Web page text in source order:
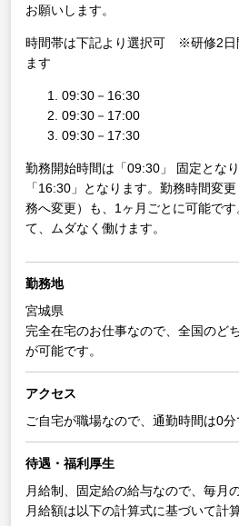
お願いします。
時間帯は下記より選択可 ※研修2日
ます
09:30－16:30
09:30－17:00
09:30－17:30
勤務開始時間は「09:30」 固定とな
「16:30」となります。勤務時間変
務へ変更）も、1ヶ月ごとに可能で
て、ムダなく働けます。
勤務地
宮城県
完全在宅のお仕事なので、全国のど
が可能です。
アクセス
ご自宅が職場なので、通勤時間は0分
待遇・福利厚生
月給制、固定給の給与なので、毎月
月給額は以下の計算式に基づいて計